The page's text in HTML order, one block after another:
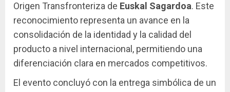
Origen Transfronteriza de Euskal Sagardoa. Este
reconocimiento representa un avance en la
consolidación de la identidad y la calidad del
producto a nivel internacional, permitiendo una
diferenciación clara en mercados competitivos.
El evento concluyó con la entrega simbólica de un